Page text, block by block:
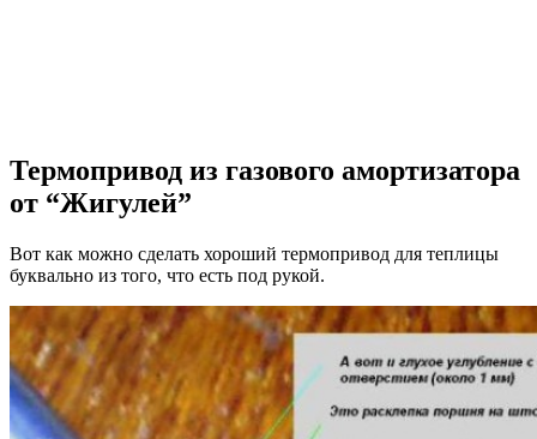
Термопривод из газового амортизатора
от “Жигулей”
Вот как можно сделать хороший термопривод для теплицы
буквально из того, что есть под рукой.